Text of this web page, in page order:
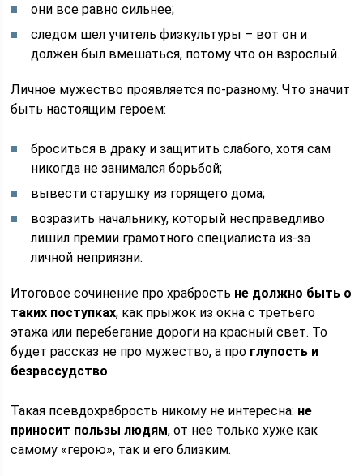
они все равно сильнее;
следом шел учитель физкультуры – вот он и
должен был вмешаться, потому что он взрослый.
Личное мужество проявляется по-разному. Что значит
быть настоящим героем:
броситься в драку и защитить слабого, хотя сам
никогда не занимался борьбой;
вывести старушку из горящего дома;
возразить начальнику, который несправедливо
лишил премии грамотного специалиста из-за
личной неприязни.
Итоговое сочинение про храбрость не должно быть о
таких поступках, как прыжок из окна с третьего
этажа или перебегание дороги на красный свет. То
будет рассказ не про мужество, а про глупость и
безрассудство.
Такая псевдохрабрость никому не интересна: не
приносит пользы людям, от нее только хуже как
самому «герою», так и его близким.